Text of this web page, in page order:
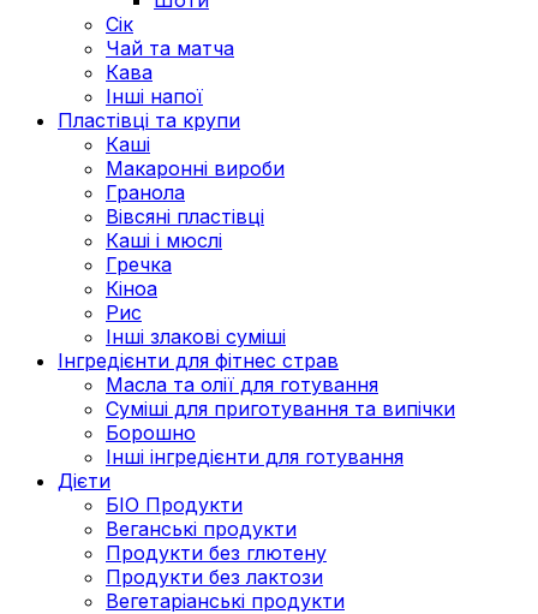
Сік
Чай та матча
Кава
Інші напої
Пластівці та крупи
Каші
Макаронні вироби
Гранола
Вівсяні пластівці
Каші і мюслі
Гречка
Кіноа
Рис
Інші злакові суміші
Інгредієнти для фітнес страв
Масла та олії для готування
Суміші для приготування та випічки
Борошно
Інші інгредієнти для готування
Дієти
БІО Продукти
Веганські продукти
Продукти без глютену
Продукти без лактози
Вегетаріанські продукти